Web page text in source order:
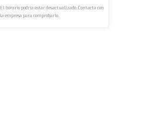
El horario podría estar desactualizado. Contacta con
la empresa para comprobarlo.